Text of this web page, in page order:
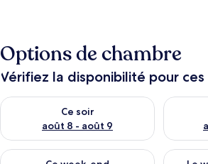
Options de chambre
Vérifiez la disponibilité pour
Ce soir
août 8 - août 9
Vérifier la disponibilité pour ce soir août
Vérifier
Vérifier la disponibilité pour ce week-end
Vérifier